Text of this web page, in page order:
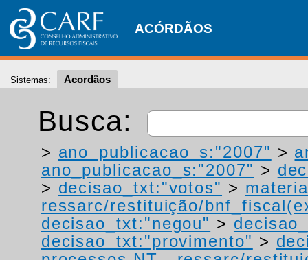
ACÓRDÃOS
Sistemas: Acordãos
Busca:
> ano_publicacao_s:"2007" >
ano_publicacao_s:"2007" >
> decisao_txt:"votos" >
ressarc/restituição/
decisao_txt:"negou" >
decisao_txt:"provimento" >